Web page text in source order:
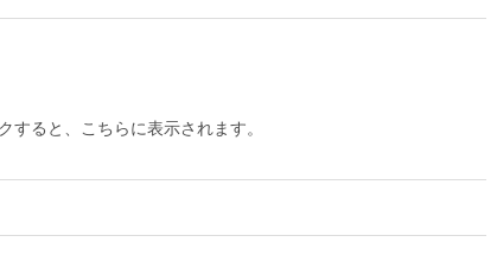
すると、こちらに表示されます。